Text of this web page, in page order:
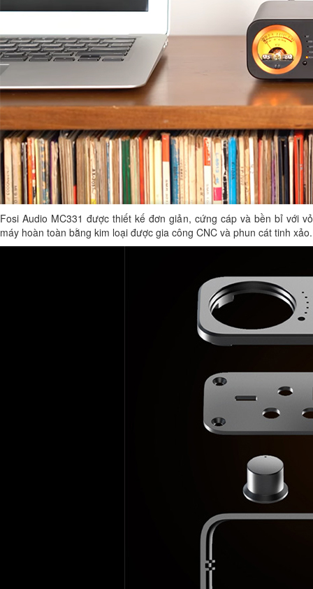
Fosi Audio MC331 được thiết kế đơn giản, cứng cáp và bền bỉ với vỏ
máy hoàn toàn bằng kim loại được gia công CNC và phun cát tinh xảo.